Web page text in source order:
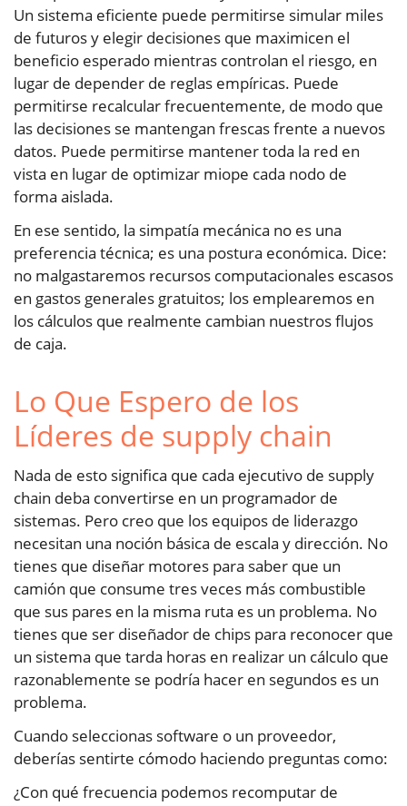
Un sistema eficiente puede permitirse simular miles
de futuros y elegir decisiones que maximicen el
beneficio esperado mientras controlan el riesgo, en
lugar de depender de reglas empíricas. Puede
permitirse recalcular frecuentemente, de modo que
las decisiones se mantengan frescas frente a nuevos
datos. Puede permitirse mantener toda la red en
vista en lugar de optimizar miope cada nodo de
forma aislada.
En ese sentido, la simpatía mecánica no es una
preferencia técnica; es una postura económica. Dice:
no malgastaremos recursos computacionales escasos
en gastos generales gratuitos; los emplearemos en
los cálculos que realmente cambian nuestros flujos
de caja.
Lo Que Espero de los
Líderes de supply chain
Nada de esto significa que cada ejecutivo de supply
chain deba convertirse en un programador de
sistemas. Pero creo que los equipos de liderazgo
necesitan una noción básica de escala y dirección. No
tienes que diseñar motores para saber que un
camión que consume tres veces más combustible
que sus pares en la misma ruta es un problema. No
tienes que ser diseñador de chips para reconocer que
un sistema que tarda horas en realizar un cálculo que
razonablemente se podría hacer en segundos es un
problema.
Cuando seleccionas software o un proveedor,
deberías sentirte cómodo haciendo preguntas como:
¿Con qué frecuencia podemos recomputar de